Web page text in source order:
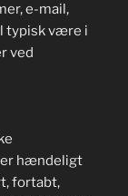
e-mail,
typisk være i
ved
hændeligt
fortabt,